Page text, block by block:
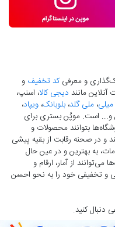
و معرفیکد تخفیف و
مانند دیجی کالا، اسنپ،
میلی، ملی گلد، بلوبانک، ویپاد،
و... است. موپُن بستری برای
بتوانند محصولات و
و در صحنه رقابت از بقیه پیشی
به بهترین و در عین حال
از آمار، ارقام و
و تخفیفی خود را به نحو احسن
دنبال کنید.